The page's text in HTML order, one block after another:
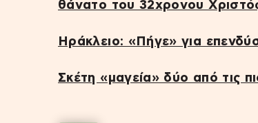
θάνατο του 32χρονου
Ηράκλειο: «Πήγε» για
Σκέτη «μαγεία» δύο από τις